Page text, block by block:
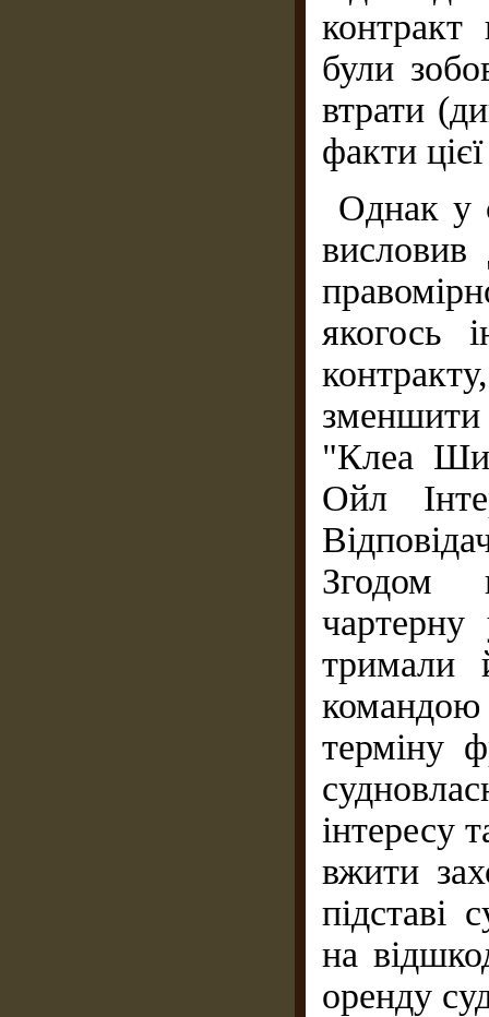
контракт
були
втрати
факти
Однак у
якогось
"Клеа
Ойл
Згодом
тримали
терміну
інтересу
вжити
підставі
на
оренду